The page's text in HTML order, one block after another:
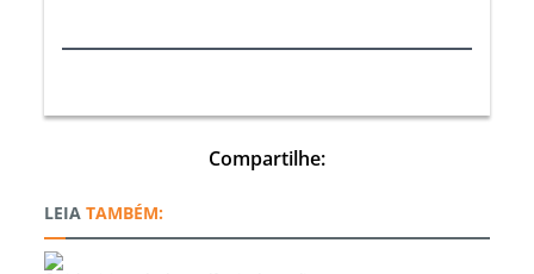
Compartilhe:
TAMBÉM: